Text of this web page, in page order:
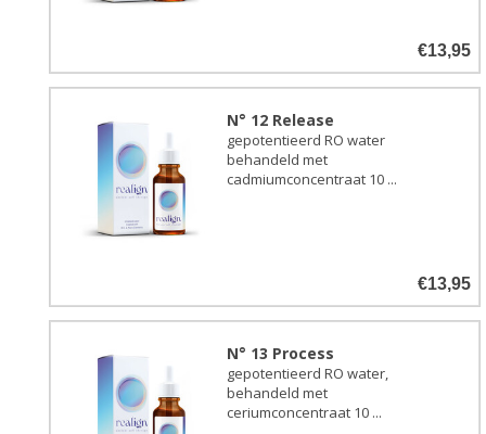
€13,95
N° 12 Release
gepotentieerd RO water
behandeld met
cadmiumconcentraat 10 ...
€13,95
N° 13 Process
gepotentieerd RO water,
behandeld met
ceriumconcentraat 10 ...